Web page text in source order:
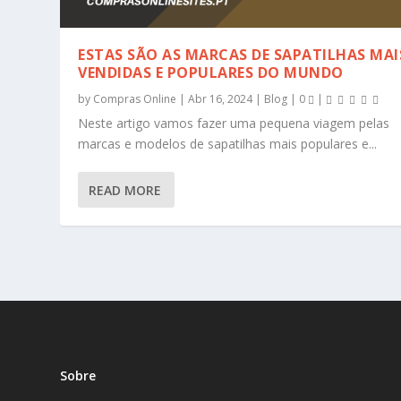
ESTAS SÃO AS MARCAS DE SAPATILHAS
VENDIDAS E POPULARES DO MUNDO
by Compras Online |Abr 16, 2024| Blog 0
Neste artigo vamos fazer uma pequena viagem pelas
marcas e modelos de sapatilhas mais populares e...
READ MORE
Sobre